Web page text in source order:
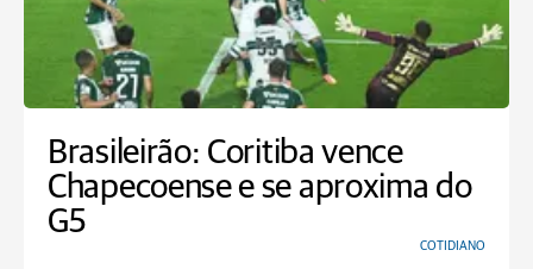
Brasileirão: Coritiba vence
Chapecoense e se aproxima do
G5
COTIDIANO